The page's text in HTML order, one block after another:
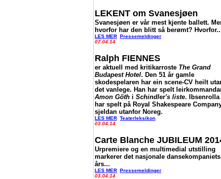
LEKENT om Svanesjøen
Svanesjøen er vår mest kjente ballett.
hvorfor har den blitt så berømt?
LES MER Pressemeldinger
07.04.14
Ralph FIENNES
er aktuell med kritikarroste The Grand
Budapest Hotel. Den 51 år gamle
skodespelaren har ein scene-CV heilt
det vanlege. Han har spelt
Amon Göth i Schindler's liste. Ibsenrolla
har spelt på Royal Shakespeare
sjeldan utanfor Noreg.
LES MER Teaterleksikon
03.04.14
Carte Blanche JUBILEUM
Urpremiere og en multimedial utstilling
markerer det nasjonale dansekompaniets
års...
LES MER Pressemeldinger
03.04.14